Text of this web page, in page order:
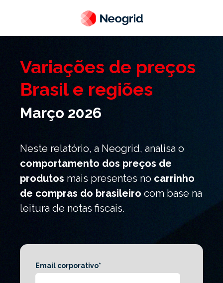
Variações de preços
Brasil e regiões
Março 2026
Neste relatório, a Neogrid, analisa o
comportamento dos preços de
produtos mais presentes no carrinho
de compras do brasileiro com base na
leitura de notas fiscais.
Email corporativo*